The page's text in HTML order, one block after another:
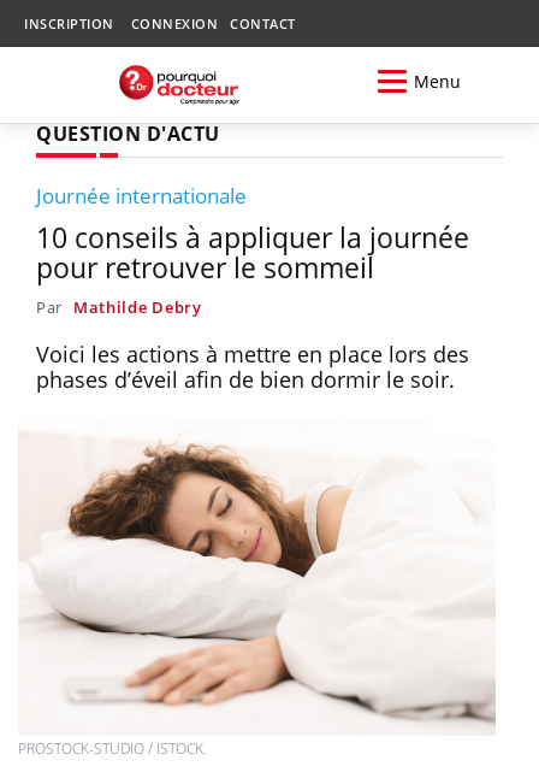
INSCRIPTION CONNEXION CONTACT
Menu
QUESTION D'ACTU
Journée internationale
10 conseils à appliquer la journée
pour retrouver le sommeil
Par Mathilde Debry
Voici les actions à mettre en place lors des
phases d’éveil afin de bien dormir le soir.
PROSTOCK-STUDIO / ISTOCK.